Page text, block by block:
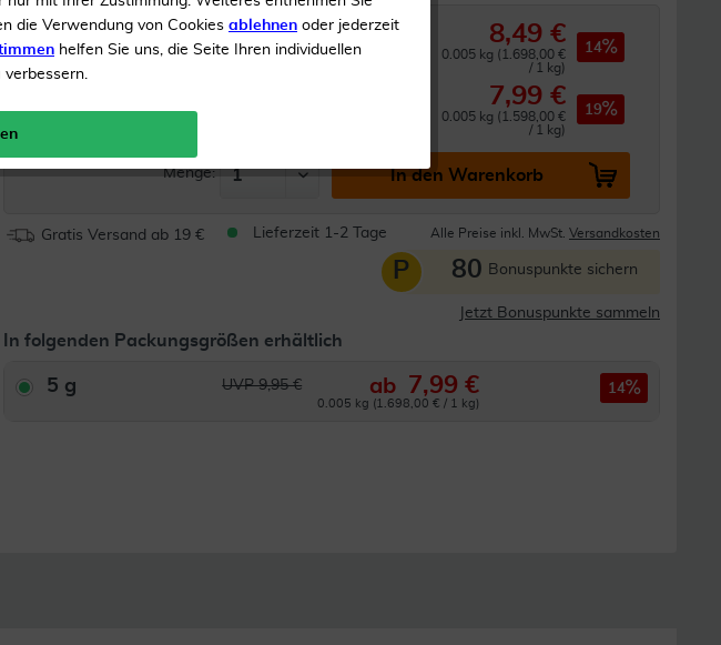
Inhalt5 g Salbe
UVP 9,95 €
8,49 €
0.005 kg (1.698,00 €
/ 1 kg)
14
7,99 €
0.005 kg (1.598,00 €
/ 1 kg)
19
Menge: In den Warenkorb
Gratis Versand ab 19 € Lieferzeit 1-2 Tage Alle Preise inkl. MwSt. Versandkosten
P 80 Bonuspunkte sichern
Jetzt Bonuspunkte sammeln
In folgenden Packungsgrößen erhältlich
5 g UVP 9,95 € ab 7,99 €
0.005 kg (1.698,00 € / 1 kg)
14
die Verwendung von Cookies ablehnen oder jederzeit
helfen Sie uns, die Seite Ihren individuellen